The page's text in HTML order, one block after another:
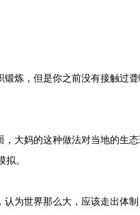
，但是你之前没有接触过聋
妈的这种做法对当地的生态
。
世界那么大，应该走出体制